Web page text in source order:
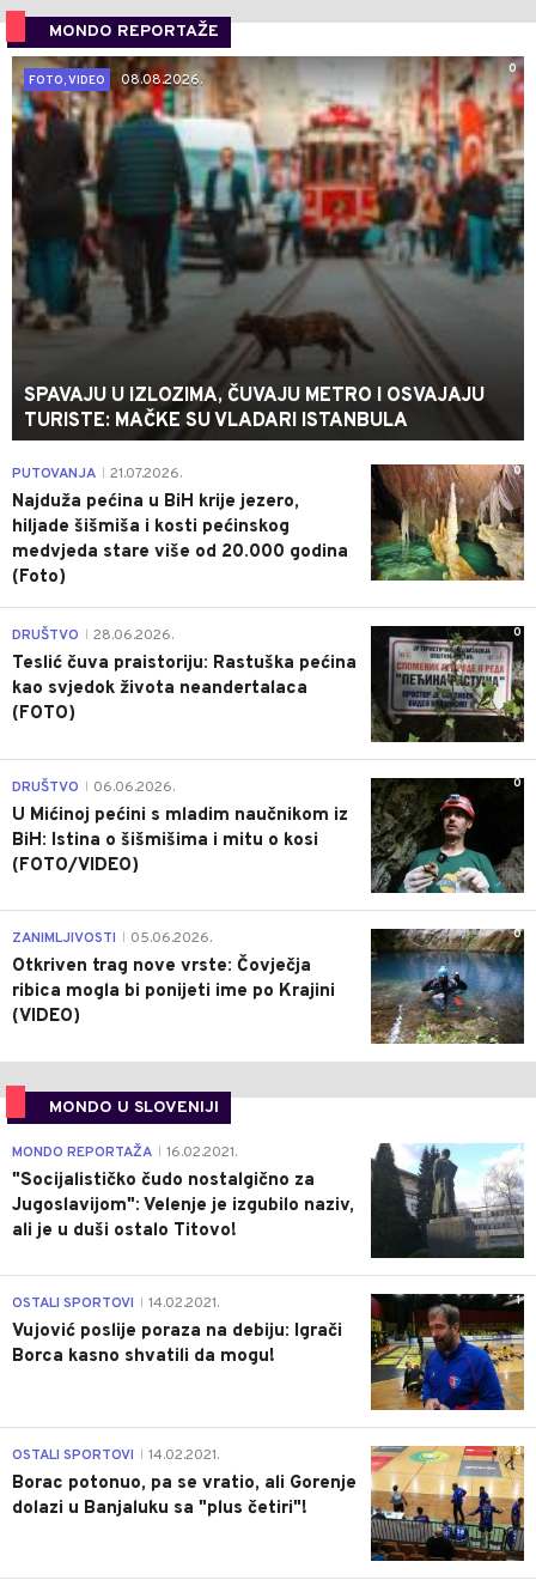
MONDO REPORTAŽE
0
FOTO, VIDEO
08.08.2026.
SPAVAJU U IZLOZIMA, ČUVAJU METRO I OSVAJAJU
TURISTE: MAČKE SU VLADARI ISTANBULA
0
PUTOVANJA 21.07.2026.
Najduža pećina u BiH krije jezero,
hiljade šišmiša i kosti pećinskog
medvjeda stare više od 20.000 godina
(Foto)
0
DRUŠTVO 28.06.2026.
Teslić čuva praistoriju: Rastuška pećina
kao svjedok života neandertalaca
(FOTO)
0
DRUŠTVO 06.06.2026.
U Mićinoj pećini s mladim naučnikom iz
BiH: Istina o šišmišima i mitu o kosi
(FOTO/VIDEO)
0
ZANIMLJIVOSTI 05.06.2026.
Otkriven trag nove vrste: Čovječja
ribica mogla bi ponijeti ime po Krajini
(VIDEO)
MONDO U SLOVENIJI
4
MONDO REPORTAŽA 16.02.2021.
"Socijalističko čudo nostalgično za
Jugoslavijom": Velenje je izgubilo naziv,
ali je u duši ostalo Titovo!
1
OSTALI SPORTOVI 14.02.2021.
Vujović poslije poraza na debiju: Igrači
Borca kasno shvatili da mogu!
3
OSTALI SPORTOVI 14.02.2021.
Borac potonuo, pa se vratio, ali Gorenje
dolazi u Banjaluku sa "plus četiri"!